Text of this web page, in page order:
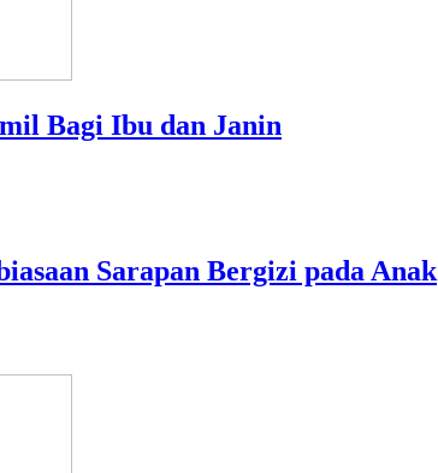
Bagi Ibu dan Janin
Sarapan Bergizi pada Anak